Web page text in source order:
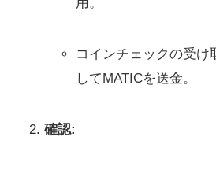
コインチェックの受け
してMATICを送金。
確認: